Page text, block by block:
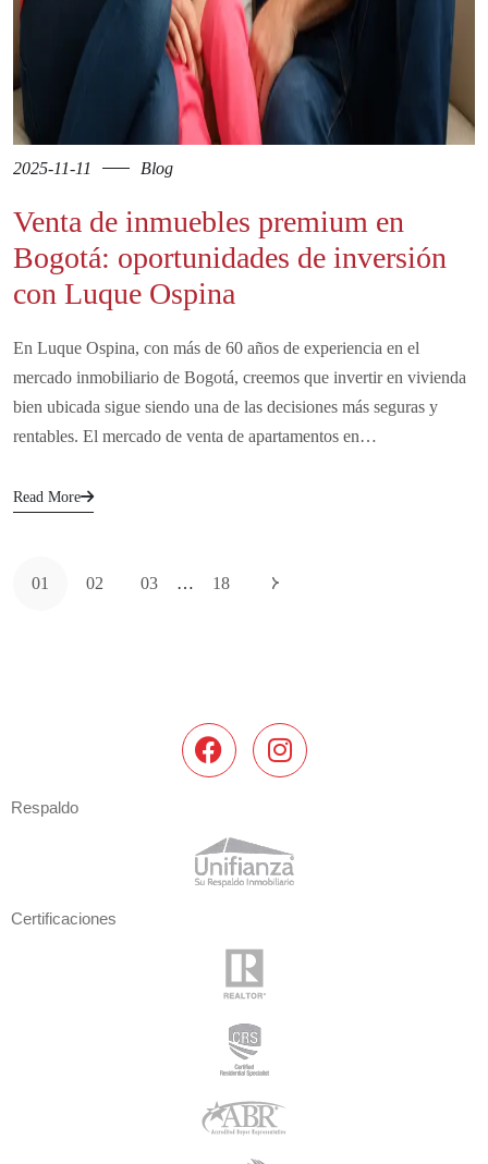
2025-11-11 Blog
Venta de inmuebles premium en
Bogotá: oportunidades de inversión
con Luque Ospina
En Luque Ospina, con más de 60 años de experiencia en el
mercado inmobiliario de Bogotá, creemos que invertir en vivienda
bien ubicada sigue siendo una de las decisiones más seguras y
rentables. El mercado de venta de apartamentos en…
Read More
01 02 03 … 18
Respaldo
Certificaciones